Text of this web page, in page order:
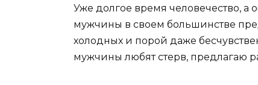
Уже долгое время человечество, а
мужчины в своем большинстве
холодных и порой даже
мужчины любят стерв, предлагаю